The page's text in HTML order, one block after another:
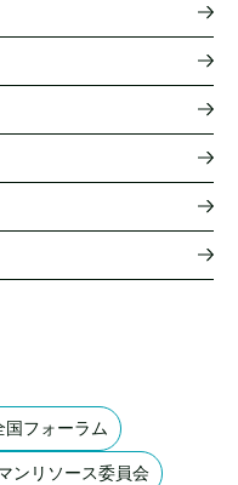
国フォーラム
ンリソース委員会